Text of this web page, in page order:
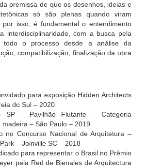
premissa de que os desenhos, ideias e
só são plenas quando viram
por isso, é fundamental o entendimento
interdisciplinaridade, com a busca pela
todo o processo desde a análise da
compatibilização, finalização da obra
para exposição Hidden Architects
do Sul – 2020
SP – Pavilhão Flutante – Categoria
madeira – São Paulo – 2019
no Concurso Nacional de Arquitetura –
– Joinville SC – 2018
para representar o Brasil no Prêmio
pela Red de Bienales de Arquitectura